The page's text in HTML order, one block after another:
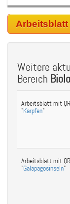
Weitere
Bereich
Arbeitsblatt mit
"Karpfen"
Arbeitsblatt mit
"Galapagosinseln"